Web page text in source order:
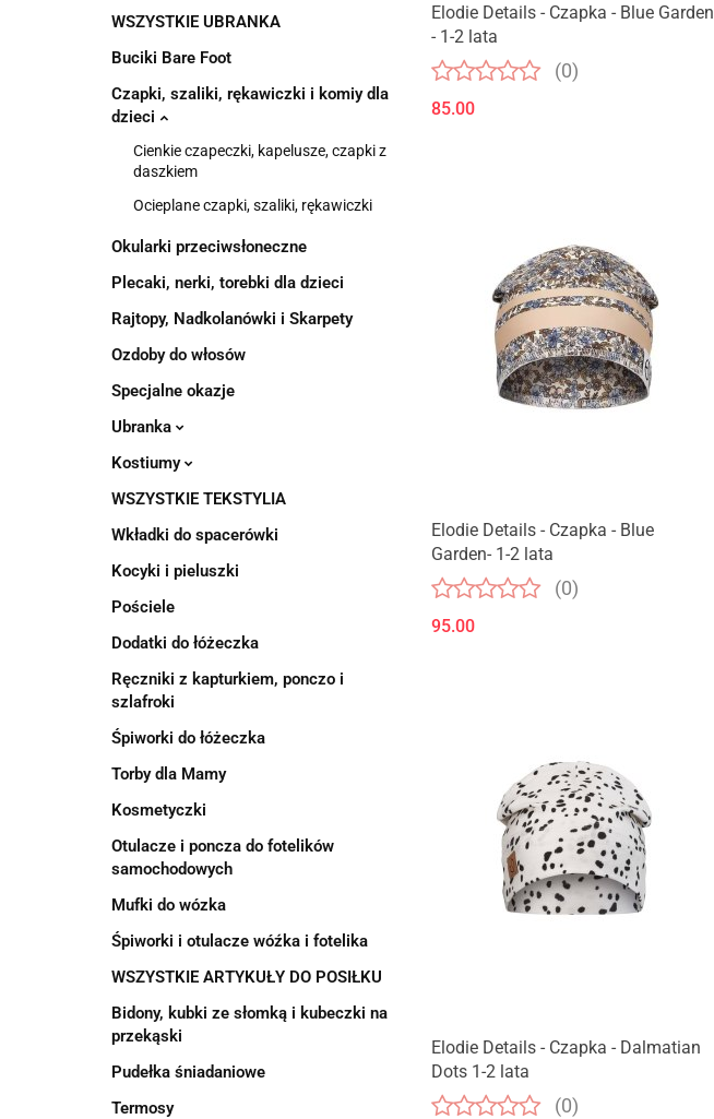
WSZYSTKIE UBRANKA
Buciki Bare Foot
Czapki, szaliki, rękawiczki i komiy dla
dzieci
Cienkie czapeczki, kapelusze, czapki z
daszkiem
Ocieplane czapki, szaliki, rękawiczki
Okularki przeciwsłoneczne
Plecaki, nerki, torebki dla dzieci
Rajtopy, Nadkolanówki i Skarpety
Ozdoby do włosów
Specjalne okazje
Ubranka
Kostiumy
WSZYSTKIE TEKSTYLIA
Wkładki do spacerówki
Kocyki i pieluszki
Pościele
Dodatki do łóżeczka
Ręczniki z kapturkiem, ponczo i
szlafroki
Śpiworki do łóżeczka
Torby dla Mamy
Kosmetyczki
Otulacze i poncza do fotelików
samochodowych
Mufki do wózka
Śpiworki i otulacze wóźka i fotelika
WSZYSTKIE ARTYKUŁY DO POSIŁKU
Bidony, kubki ze słomką i kubeczki na
przekąski
Pudełka śniadaniowe
Termosy
Elodie Details - Czapka - Blue Garden
- 1-2 lata
(0)
85.00
Elodie Details - Czapka - Blue
Garden- 1-2 lata
(0)
95.00
Elodie Details - Czapka - Dalmatian
Dots 1-2 lata
(0)